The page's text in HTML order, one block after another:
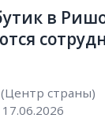
в
страны)